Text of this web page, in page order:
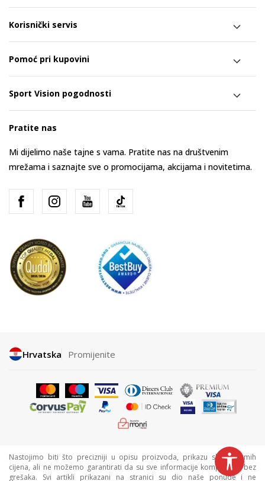
Korisnički servis
Pomoć pri kupovini
Sport Vision pogodnosti
Pratite nas
Mi dijelimo naše tajne s vama. Pratite nas na društvenim
mrežama i saznajte sve o promocijama, akcijama i novitetima.
Hrvatska Promijenite
Nastojimo biti što precizniji u opisu proizvoda, prikazu slika i samih
cijena, ali ne možemo garantirati da su sve informacije kompletne i bez
grešaka. Svi artikli prikazani na stranici su dio naše ponude i ne